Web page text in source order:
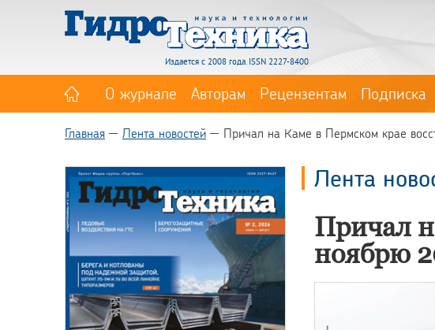
Издается с 2008 года. ISSN 2227-8400
О журнале Авторам Рецензентам Подписка
Главная Лента новостей Причал на Каме в Пермском крае
Лента
Причал
ноябрю